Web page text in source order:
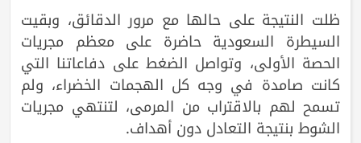
ظلت النتيجة على حالها مع مرور الدقائق، وبقيت
السيطرة السعودية حاضرة على معظم مجريات
الحصة الأولى، وتواصل الضغط على دفاعاتنا التي
كانت صامدة في وجه كل الهجمات الخضراء، ولم
تسمح لهم بالاقتراب من المرمى، لتنتهي مجريات
الشوط بنتيجة التعادل دون أهداف.